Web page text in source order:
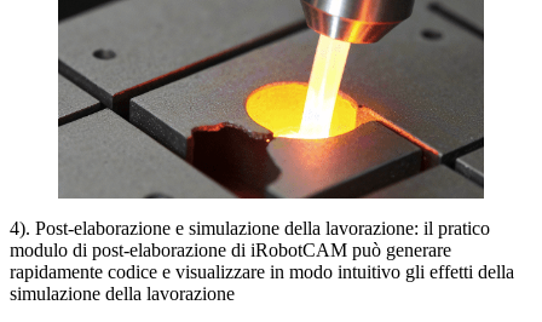
4). Post-elaborazione e simulazione della lavorazione: il pratico
modulo di post-elaborazione di iRobotCAM può generare
rapidamente codice e visualizzare in modo intuitivo gli effetti della
simulazione della lavorazione